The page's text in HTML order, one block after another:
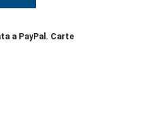
a PayPal. Carte